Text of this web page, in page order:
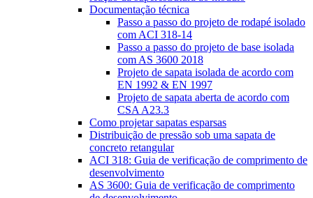
Documentação técnica
Passo a passo do projeto de rodapé isolado
com ACI 318-14
Passo a passo do projeto de base isolada
com AS 3600 2018
Projeto de sapata isolada de acordo com
EN 1992 & EN 1997
Projeto de sapata aberta de acordo com
CSA A23.3
Como projetar sapatas esparsas
Distribuição de pressão sob uma sapata de
concreto retangular
ACI 318: Guia de verificação de comprimento de
desenvolvimento
AS 3600: Guia de verificação de comprimento